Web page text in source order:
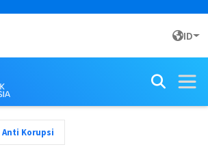
ID
Anti Korupsi